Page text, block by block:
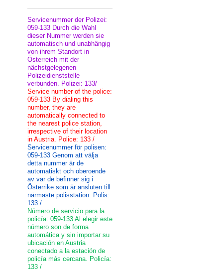
Servicenummer der Polizei:
059-133 Durch die Wahl
dieser Nummer werden sie
automatisch und unabhängig
von ihrem Standort in
Österreich mit der
nächstgelegenen
Polizeidienststelle
verbunden. Polizei: 133/
Service number of the police:
059-133 By dialing this
number, they are
automatically connected to
the nearest police station,
irrespective of their location
in Austria. Police: 133 /
Servicenummer för polisen:
059-133 Genom att välja
detta nummer är de
automatiskt och oberoende
av var de befinner sig i
Österrike som är ansluten till
närmaste polisstation. Polis:
133 /
Número de servicio para la
policía: 059-133 Al elegir este
número son de forma
automática y sin importar su
ubicación en Austria
conectado a la estación de
policía más cercana. Policía:
133 /